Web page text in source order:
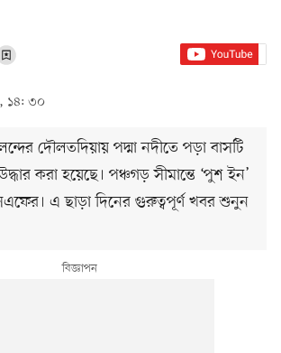
১৪: ৩০
দৌলতদিয়ায় পদ্মা নদীতে পড়া বাসটি
করা হয়েছে। পঞ্চগড় সীমান্তে ‘পুশ ইন’
এ ছাড়া দিনের গুরুত্বপূর্ণ খবর শুনুন